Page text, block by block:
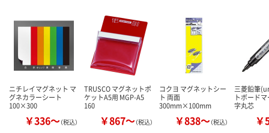
ニチレイマグネット マ
グネカラーシート
100×300
￥336～（税込）
TRUSCO マグネットポ
ケットA5用 MGP-A5
160
￥867～（税込）
コクヨ マグネットシー
ト 両面
300mm×100mm
￥838～（税込）
三菱鉛筆
トボード
字丸芯
￥